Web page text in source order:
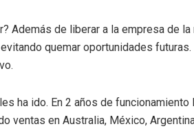
Además de liberar a la empresa de
quemar oportunidades
ha ido. En 2 años de
ventas en Australia, México,